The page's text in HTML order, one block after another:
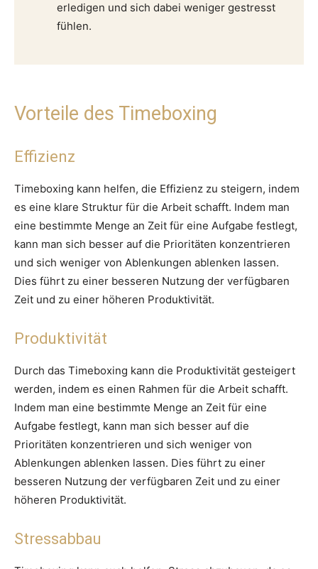
erledigen und sich dabei weniger gestresst
fühlen.
Vorteile des Timeboxing
Effizienz
Timeboxing kann helfen, die Effizienz zu steigern, indem
es eine klare Struktur für die Arbeit schafft. Indem man
eine bestimmte Menge an Zeit für eine Aufgabe festlegt,
kann man sich besser auf die Prioritäten konzentrieren
und sich weniger von Ablenkungen ablenken lassen.
Dies führt zu einer besseren Nutzung der verfügbaren
Zeit und zu einer höheren Produktivität.
Produktivität
Durch das Timeboxing kann die Produktivität gesteigert
werden, indem es einen Rahmen für die Arbeit schafft.
Indem man eine bestimmte Menge an Zeit für eine
Aufgabe festlegt, kann man sich besser auf die
Prioritäten konzentrieren und sich weniger von
Ablenkungen ablenken lassen. Dies führt zu einer
besseren Nutzung der verfügbaren Zeit und zu einer
höheren Produktivität.
Stressabbau